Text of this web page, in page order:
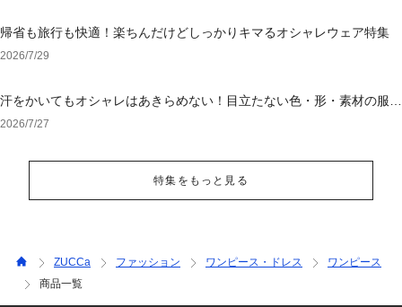
帰省も旅行も快適！楽ちんだけどしっかりキマるオシャレウェア特集
2026/7/29
汗をかいてもオシャレはあきらめない！目立たない色・形・素材の服を
アウトレットで
2026/7/27
特集をもっと見る
ZUCCa ファッション ワンピース・ドレス
ワンピース
商品一覧